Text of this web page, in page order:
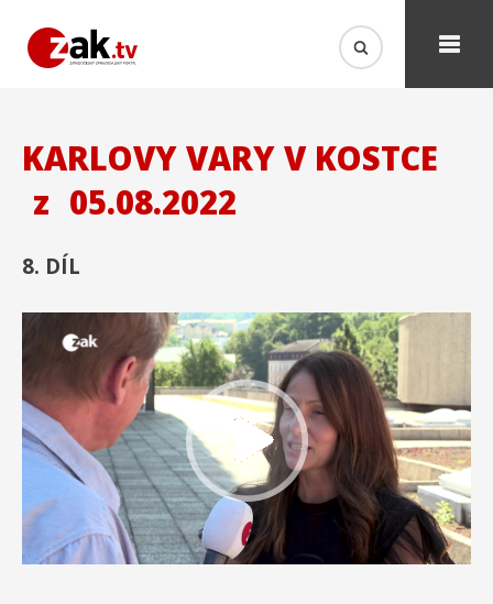
KARLOVY VARY V KOSTCE
z 05.08.2022
8. DÍL